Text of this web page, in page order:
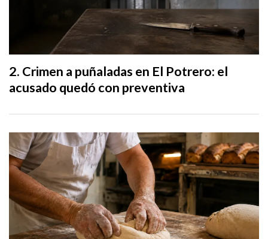
Crimen a puñaladas en El Potrero: el
acusado quedó con preventiva